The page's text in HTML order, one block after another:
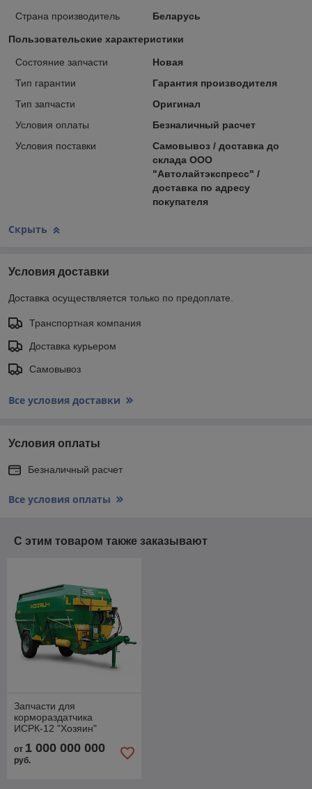
Страна производитель Беларусь
Пользовательские характеристики
Состояние запчасти
Новая
Тип гарантии
Гарантия производителя
Тип запчасти
Оригинал
Условия оплаты
Безналичный расчет
Условия поставки
Самовывоз / доставка до
склада ООО
"Автолайтэкспресс" /
доставка по адресу
покупателя
Скрыть
Условия доставки
Доставка осуществляется только по предоплате.
Транспортная компания
Доставка курьером
Самовывоз
Все условия доставки
Условия оплаты
Безналичный расчет
Все условия оплаты
С этим товаром также заказывают
Запчасти для
кормораздатчика
ИСРК-12 "Хозяин"
от 1 000 000 000
руб.